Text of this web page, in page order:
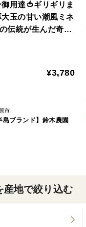
産地で絞り込む
用達🍅ギリギリま
玉の甘い潮風ミネ
伝統が生んだ奇跡
¥3,780
市
島ブランド】鈴木農園